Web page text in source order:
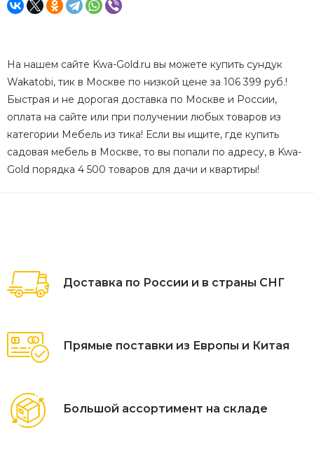
На нашем сайте Kwa-Gold.ru вы можете купить сундук
Wakatobi, тик в Москве по низкой цене за 106 399 руб.!
Быстрая и не дорогая доставка по Москве и России,
оплата на сайте или при получении любых товаров из
категории Мебель из тика! Если вы ищите, где купить
садовая мебель в Москве, то вы попали по адресу, в Kwa-
Gold порядка 4 500 товаров для дачи и квартиры!
Доставка по России и в страны СНГ
Прямые поставки из Европы и Китая
Большой ассортимент на складе